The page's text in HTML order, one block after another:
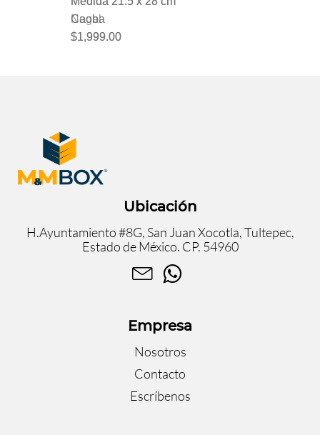
Nogal
$1,999.00
Caoba
$1,999.00
Ubicación
H.Ayuntamiento #8G, San Juan Xocotla, Tultepec,
Estado de México. CP. 54960
Empresa
Nosotros
Contacto
Escríbenos